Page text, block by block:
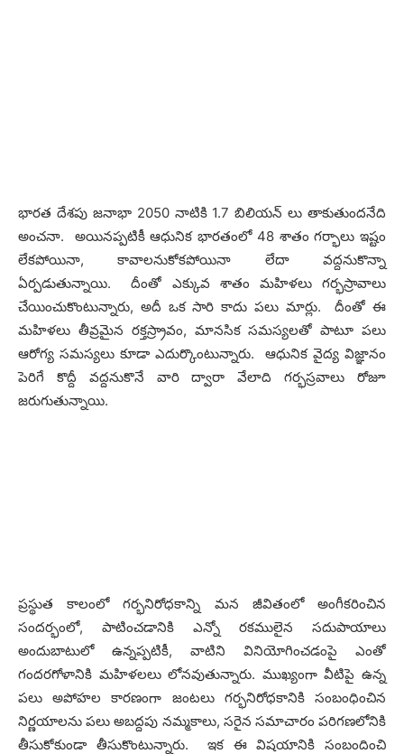
భారత దేశపు జనాభా 2050 నాటికి 1.7 బిలియన్ లు తాకుతుందనేది
అంచనా. అయినప్పటికీ ఆధునిక భారతంలో 48 శాతం గర్భాలు ఇష్టం
లేకపోయినా, కావాలనుకోకపోయినా లేదా వద్దనుకొన్నా
ఏర్పడుతున్నాయి. దీంతో ఎక్కువ శాతం మహిళలు గర్భస్రావాలు
చేయించుకొంటున్నారు, అదీ ఒక సారి కాదు పలు మార్లు. దీంతో ఈ
మహిళలు తీవ్రమైన రక్తస్ర్రావం, మానసిక సమస్యలతో పాటూ పలు
ఆరోగ్య సమస్యలు కూడా ఎదుర్కొంటున్నారు. ఆధునిక వైద్య విజ్ఞానం
పెరిగే కొద్దీ వద్దనుకొనే వారి ద్వారా వేలాది గర్భస్రవాలు రోజూ
జరుగుతున్నాయి.
ప్రస్థుత కాలంలో గర్భనిరోధకాన్ని మన జీవితంలో అంగీకరించిన
సందర్భంలో, పాటించడానికి ఎన్నో రకములైన సదుపాయాలు
అందుబాటులో ఉన్నప్పటికీ, వాటిని వినియోగించడంపై ఎంతో
గందరగోళానికి మహిళలలు లోనవుతున్నారు. ముఖ్యంగా వీటిపై ఉన్న
పలు అపోహల కారణంగా జంటలు గర్భనిరోధకానికి సంబంధించిన
నిర్ణయాలను పలు అబద్దపు నమ్మకాలు, సరైన సమాచారం పరిగణలోనికి
తీసుకోకుండా తీసుకొంటున్నారు. ఇక ఈ విషయానికి సంబందించి